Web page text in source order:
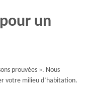
un
prouvées ». Nous
votre milieu d’habitation.